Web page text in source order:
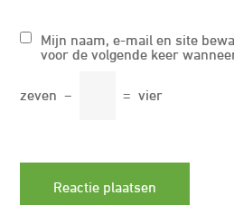
Mijn naam, e-mail en site
voor de volgende keer
zeven − = vier